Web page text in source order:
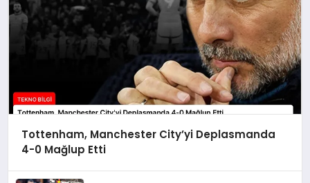
Tottenham, Manchester City’yi Deplasmanda
4-0 Mağlup Etti